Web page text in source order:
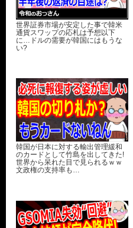
世界証券市場が安定した事で韓米
通貨スワップの応札は予想以下
に…ドルの需要が韓国にはもうな
い?
韓国が日本に対する輸出管理緩和
のカードとして竹島を出してきた!
世界から呆れた目で見られるｗｗ
文政権の支持率も…